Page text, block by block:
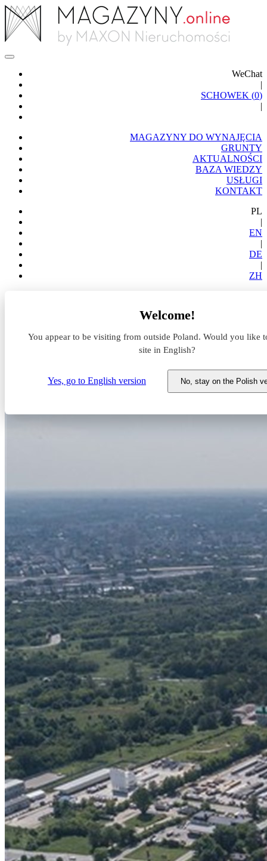
WeChat
|
SCHOWEK (0)
|
MAGAZYNY DO WYNAJĘCIA
GRUNTY
AKTUALNOŚCI
BAZA WIEDZY
USŁUGI
KONTAKT
PL
|
EN
|
DE
|
ZH
Welcome!
You appear to be visiting from outside Poland. Would you like
site in English?
Yes, go to English version No, stay on the Polish
Panattoni dostarczy 11 000 m kw. w Warszawie
Panattoni dostarczy 11 000 m